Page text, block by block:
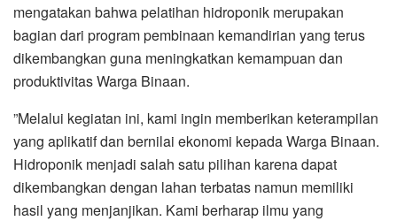
mengatakan bahwa pelatihan hidroponik merupakan
bagian dari program pembinaan kemandirian yang terus
dikembangkan guna meningkatkan kemampuan dan
produktivitas Warga Binaan.
‎”Melalui kegiatan ini, kami ingin memberikan keterampilan
yang aplikatif dan bernilai ekonomi kepada Warga Binaan.
Hidroponik menjadi salah satu pilihan karena dapat
dikembangkan dengan lahan terbatas namun memiliki
hasil yang menjanjikan. Kami berharap ilmu yang